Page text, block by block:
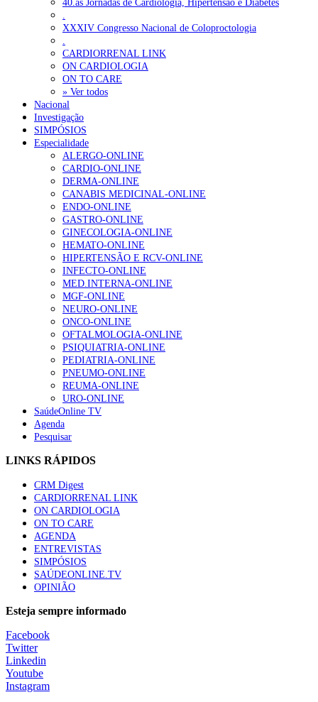
40.as Jornadas de Cardiologia, Hipertensão e Diabetes
XXXIV Congresso Nacional de Coloproctologia
CARDIORRENAL LINK
ON CARDIOLOGIA
ON TO CARE
» Ver todos
Nacional
Investigação
SIMPÓSIOS
Especialidade
ALERGO-ONLINE
CARDIO-ONLINE
DERMA-ONLINE
CANABIS MEDICINAL-ONLINE
ENDO-ONLINE
GASTRO-ONLINE
GINECOLOGIA-ONLINE
HEMATO-ONLINE
HIPERTENSÃO E RCV-ONLINE
INFECTO-ONLINE
MED.INTERNA-ONLINE
MGF-ONLINE
NEURO-ONLINE
ONCO-ONLINE
OFTALMOLOGIA-ONLINE
PSIQUIATRIA-ONLINE
PEDIATRIA-ONLINE
PNEUMO-ONLINE
REUMA-ONLINE
URO-ONLINE
SaúdeOnline TV
Agenda
Pesquisar
LINKS RÁPIDOS
CRM Digest
CARDIORRENAL LINK
ON CARDIOLOGIA
ON TO CARE
AGENDA
ENTREVISTAS
SIMPÓSIOS
SAÚDEONLINE.TV
OPINIÃO
Esteja sempre informado
Facebook
Twitter
Linkedin
Youtube
Instagram